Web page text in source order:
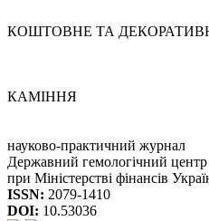
КОШТОВНЕ ТА
КАМІННЯ
науково-практичний журнал
Державний гемологічний центр
при Міністерстві фінансів
ISSN: 2079-1410
DOI: 10.53036